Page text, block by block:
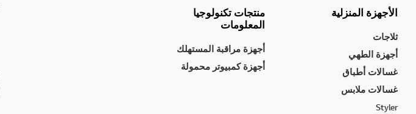
الأجهزة المنزلية
ثلاجات
أجهزة الطهي
غسالات أطباق
غسالات ملابس
Styler
منتجات تكنولوجيا
المعلومات
أجهزة مراقبة المستهلك
أجهزة كمبيوتر محمولة